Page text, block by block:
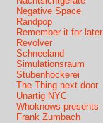
Negative Space
Randpop
Remember it for later
Revolver
Schneeland
Simulationsraum
Stubenhockerei
The Thing next door
Unartig NYC
Whoknows presents
Frank Zumbach